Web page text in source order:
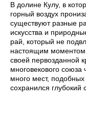
В долине Кулу, в
горный воздух
существуют разные
искусства и
рай, который не
настоящим
своей первозданной
многовекового
много мест,
сохранился